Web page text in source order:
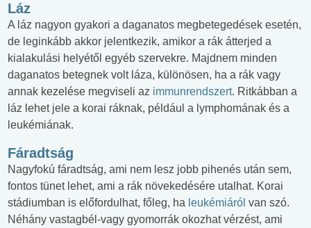
Láz
A láz nagyon gyakori a daganatos megbetegedések esetén,
de leginkább akkor jelentkezik, amikor a rák átterjed a
kialakulási helyétől egyéb szervekre. Majdnem minden
daganatos betegnek volt láza, különösen, ha a rák vagy
annak kezelése megviseli az immunrendszert. Ritkábban a
láz lehet jele a korai ráknak, például a lymphomának és a
leukémiának.
Fáradtság
Nagyfokú fáradtság, ami nem lesz jobb pihenés után sem,
fontos tünet lehet, ami a rák növekedésére utalhat. Korai
stádiumban is előfordulhat, főleg, ha leukémiáról van szó.
Néhány vastagbél-vagy gyomorrák okozhat vérzést, ami